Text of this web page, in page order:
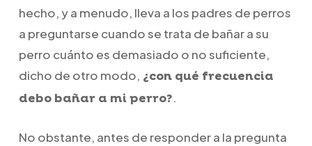
hecho, y a menudo, lleva a los padres de perros
a preguntarse cuando se trata de bañar a su
perro cuánto es demasiado o no suficiente,
dicho de otro modo, ¿con qué frecuencia
debo bañar a mi perro?.
No obstante, antes de responder a la pregunta